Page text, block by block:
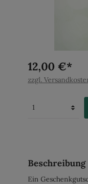
12,00 €*
zzgl.
Beschreibung
Ein